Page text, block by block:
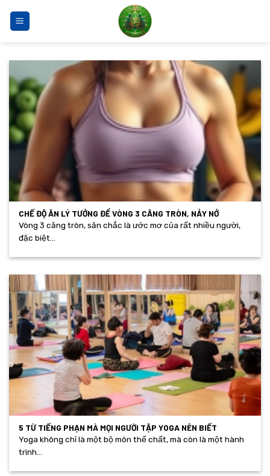
qua
CHẾ ĐỘ ĂN LÝ TƯỞNG ĐỂ VÒNG 3 CĂNG TRÒN, NẢY NỞ
Vòng 3 căng tròn, săn chắc là ước mơ của rất nhiều người,
đặc biệt...
5 TỪ TIẾNG PHẠN MÀ MỌI NGƯỜI TẬP YOGA NÊN BIẾT
Yoga không chỉ là một bộ môn thể chất, mà còn là một hành
trình...